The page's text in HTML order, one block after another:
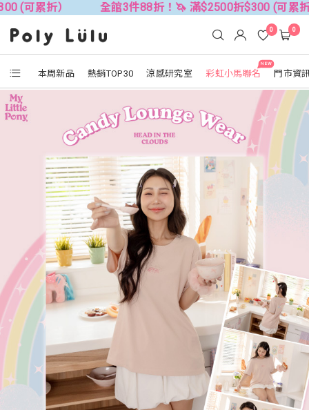
全館3件88折！🦄 滿$2500折$300 (可累折） 全
本周新品 熱銷TOP30 涼感研究室
NEW
彩虹小馬聯名 門市資
0 0